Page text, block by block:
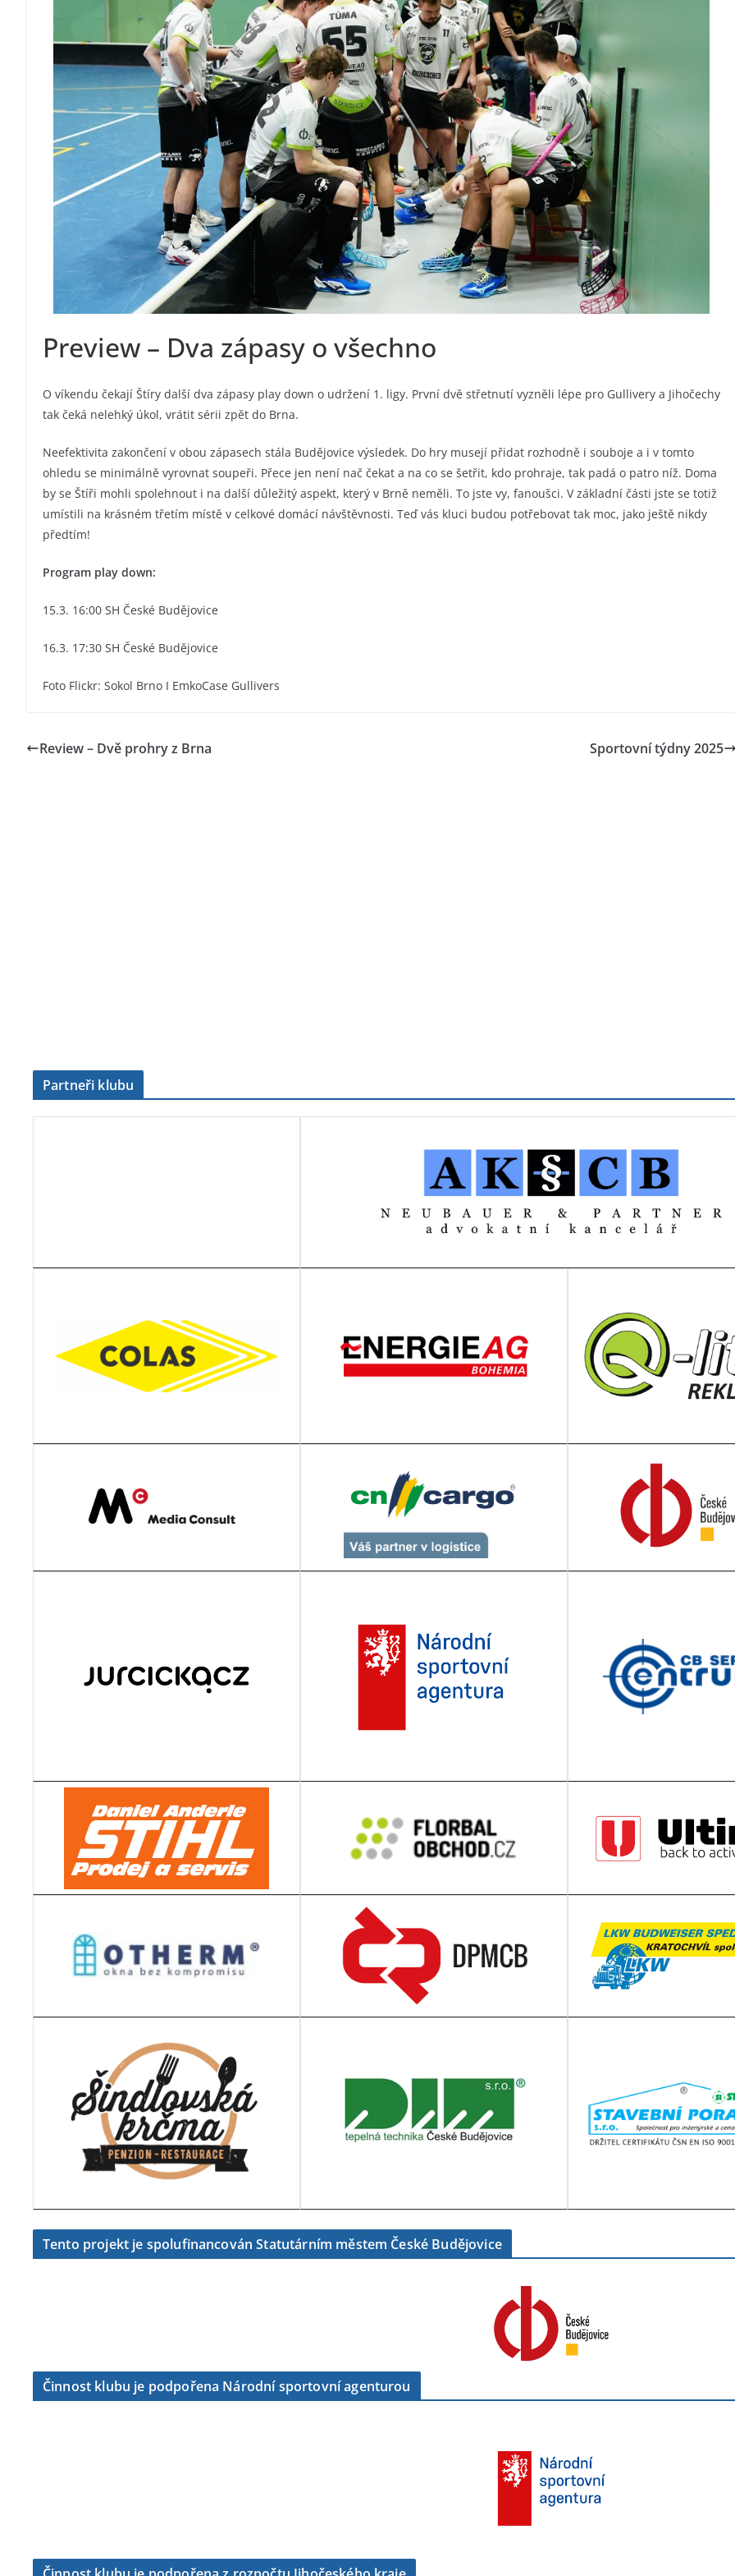
Preview – Dva zápasy o všechno
O víkendu čekají Štíry další dva zápasy play down o udržení 1. ligy. První dvě střetnutí vyzněli lépe pro Gullivery a Jihočechy
tak čeká nelehký úkol, vrátit sérii zpět do Brna.
Neefektivita zakončení v obou zápasech stála Budějovice výsledek. Do hry musejí přidat rozhodně i souboje a i v tomto
ohledu se minimálně vyrovnat soupeři. Přece jen není nač čekat a na co se šetřit, kdo prohraje, tak padá o patro níž. Doma
by se Štíři mohli spolehnout i na další důležitý aspekt, který v Brně neměli. To jste vy, fanoušci. V základní části jste se totiž
umístili na krásném třetím místě v celkové domácí návštěvnosti. Teď vás kluci budou potřebovat tak moc, jako ještě nikdy
předtím!
Program play down:
15.3. 16:00 SH České Budějovice
16.3. 17:30 SH České Budějovice
Foto Flickr: Sokol Brno I EmkoCase Gullivers
Review – Dvě prohry z Brna Sportovní týdny 2025
Partneři klubu
Tento projekt je spolufinancován Statutárním městem České Budějovice
Činnost klubu je podpořena Národní sportovní agenturou